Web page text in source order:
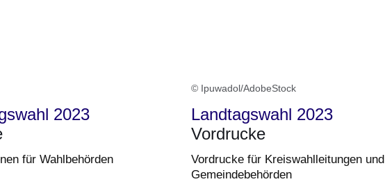
2023
für Wahlbehörden
© Ipuwadol/AdobeStock
Landtagswahl 2023
Vordrucke
Vordrucke für Kreiswahlleitungen und
Gemeindebehörden